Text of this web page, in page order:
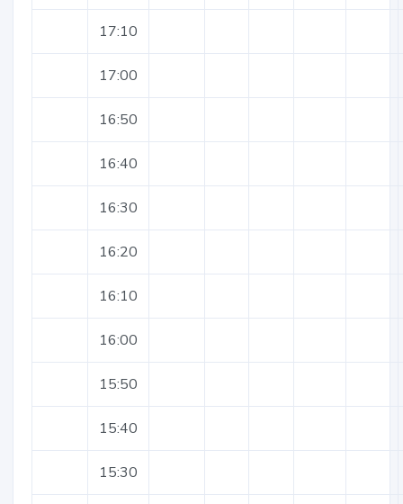
17:10
17:00
16:50
16:40
16:30
16:20
16:10
16:00
15:50
15:40
15:30